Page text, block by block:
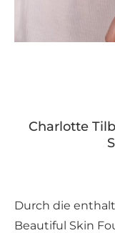
Charlotte
Durch die
Beautiful Skin